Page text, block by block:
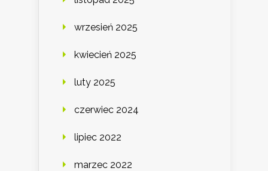
wrzesień 2025
kwiecień 2025
luty 2025
czerwiec 2024
lipiec 2022
marzec 2022